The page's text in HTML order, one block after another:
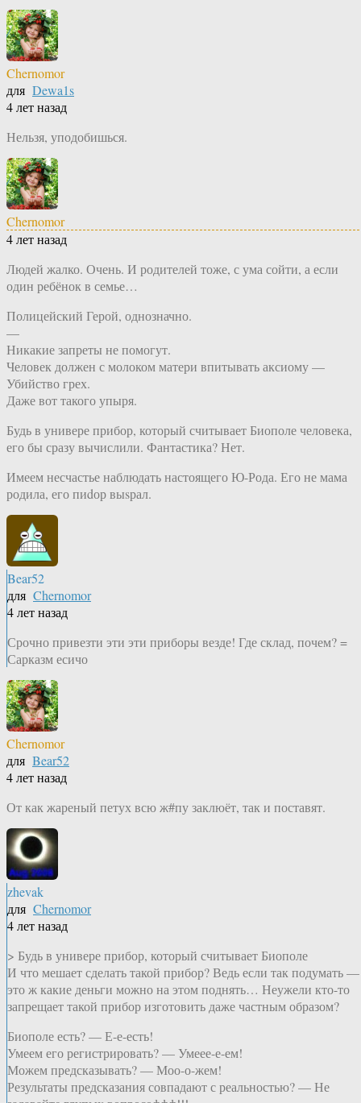
Chernomor
для Dewa1s
4 лет назад
Нельзя, уподобишься.
Chernomor
4 лет назад
Людей жалко. Очень. И родителей тоже, с ума сойти, а если
один ребёнок в семье…
Полицейский Герой, однозначно.
—
Никакие запреты не помогут.
Человек должен с молоком матери впитывать аксиому —
Убийство грех.
Даже вот такого упыря.
Будь в универе прибор, который считывает Биополе человека,
его бы сразу вычислили. Фантастика? Нет.
Имеем несчастье наблюдать настоящего Ю-Рода. Его не мама
родила, его пиdор выsрал.
Bear52
для Chernomor
4 лет назад
Срочно привезти эти эти приборы везде! Где склад, почем? =
Сарказм есичо
Chernomor
для Bear52
4 лет назад
От как жареный петух всю ж#пу заклюёт, так и поставят.
zhevak
для Chernomor
4 лет назад
> Будь в универе прибор, который считывает Биополе
И что мешает сделать такой прибор? Ведь если так подумать —
это ж какие деньги можно на этом поднять… Неужели кто-то
запрещает такой прибор изготовить даже частным образом?
Биополе есть? — Е-е-есть!
Умеем его регистрировать? — Умеее-е-ем!
Можем предсказывать? — Моо-о-жем!
Результаты предсказания совпадают с реальностью? — Не